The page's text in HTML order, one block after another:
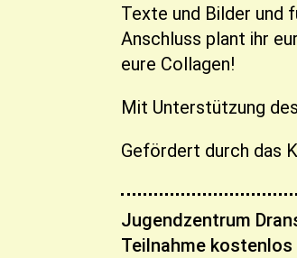
Texte und Bilder und
Anschluss plant ihr
eure Collagen!
Mit Unterstützung
Gefördert durch das
Jugendzentrum
Teilnahme kostenlos